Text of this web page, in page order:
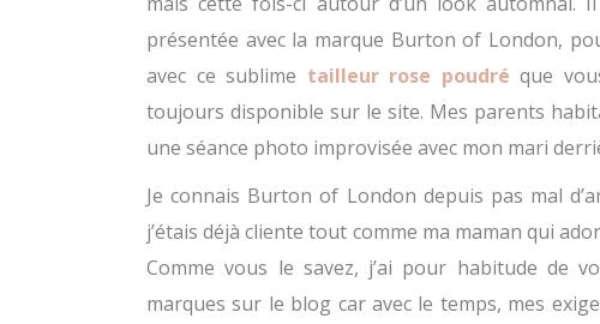
présentée avec la marque Burton of London,
avec ce sublime tailleur rose poudré que
toujours disponible sur le site. Mes parents
une séance photo improvisée avec mon mari
Je connais Burton of London depuis pas mal
j’étais déjà cliente tout comme ma maman qui
Comme vous le savez, j’ai pour habitude de
marques sur le blog car avec le temps, mes